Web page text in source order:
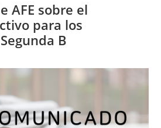
AFE sobre el
para los
B